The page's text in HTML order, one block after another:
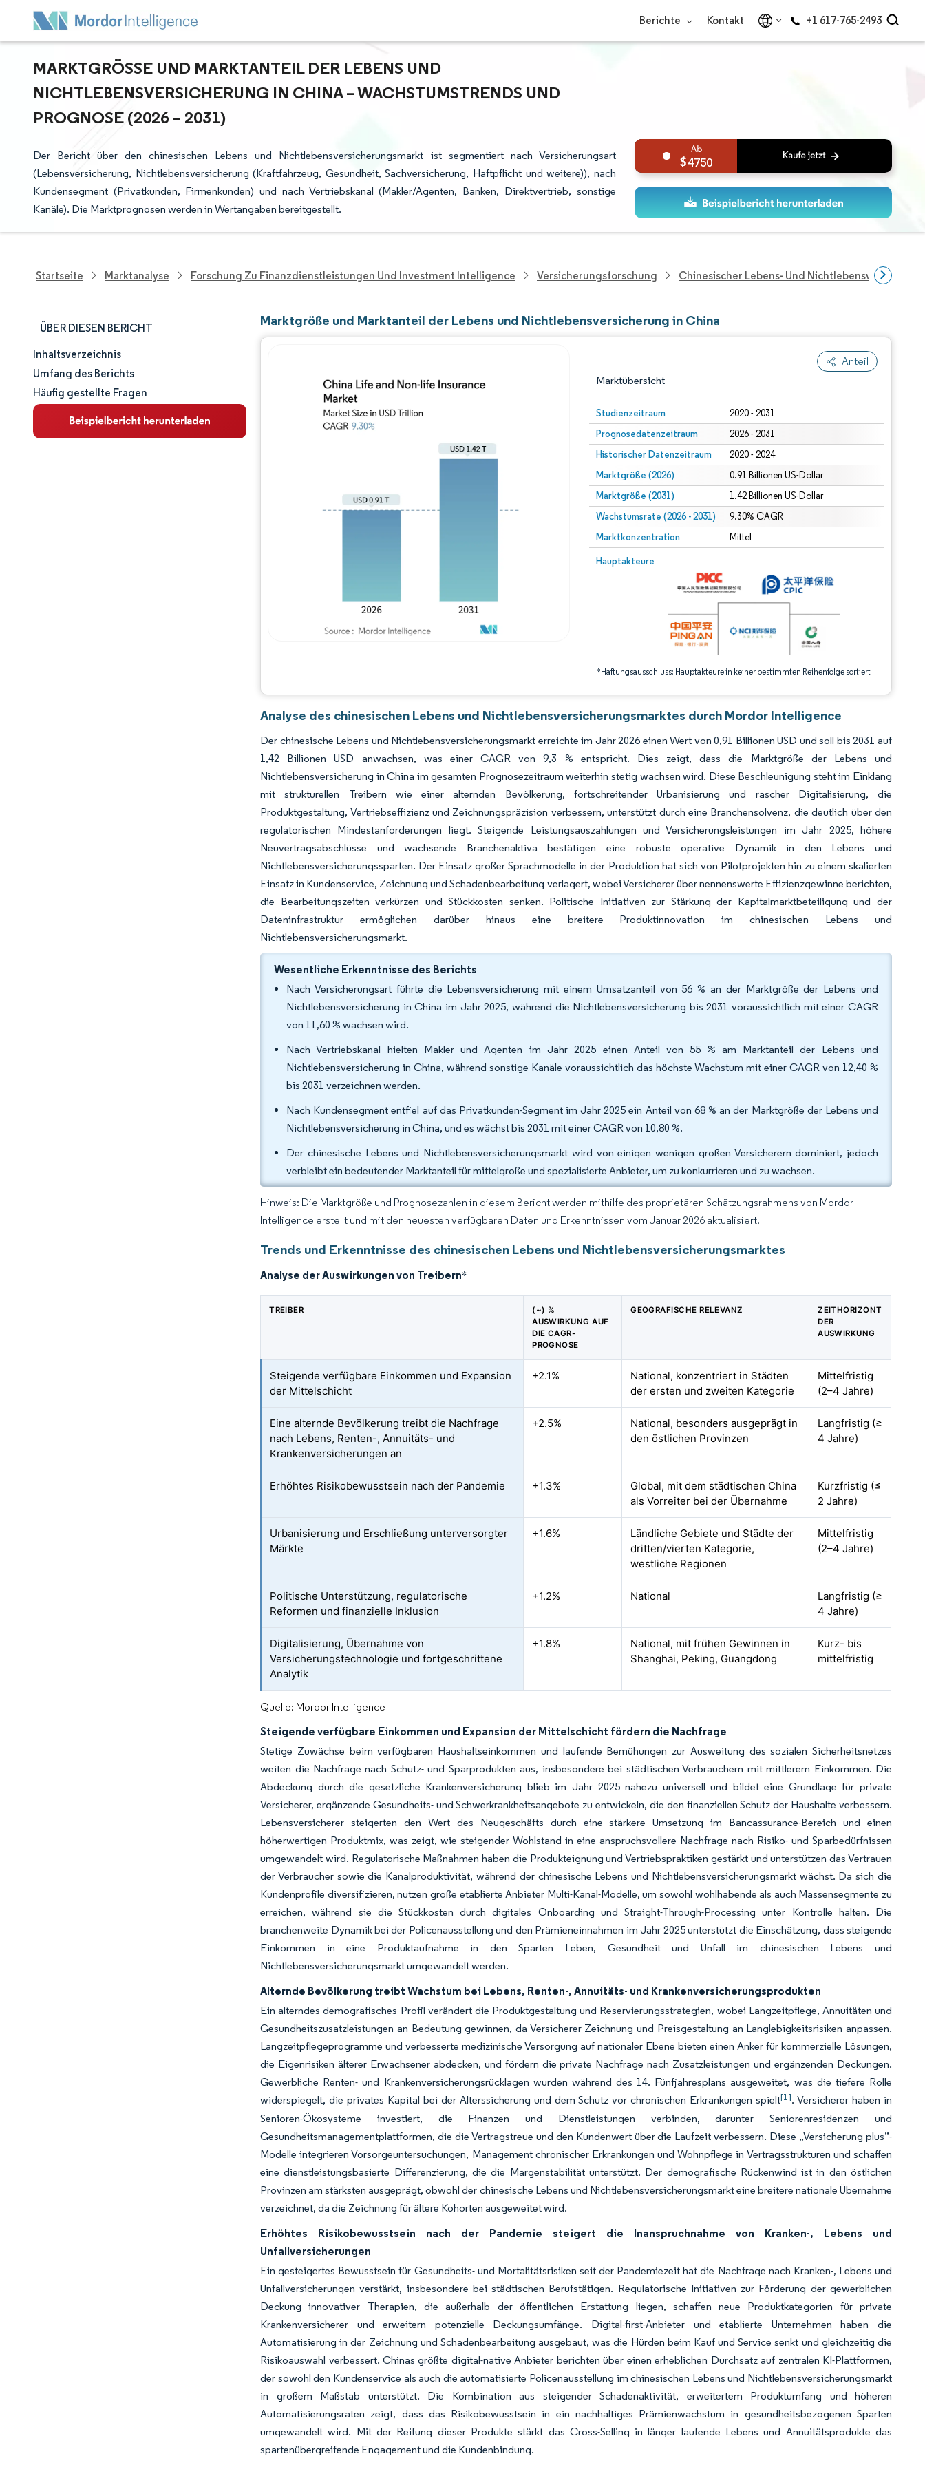
Berichte Kontakt +1 617-765-2493
MARKTGRÖSSE UND MARKTANTEIL DER LEBENS UND N
ICHTLEBENSVERSICHERUNG IN CHINA – WACHSTUMSTRENDS UND P
ROGNOSE (2026 – 2031)
Der Bericht über den chinesischen Lebens und Nichtlebensversicherungsmarkt ist segmentiert nach Versicherungsart
(Lebensversicherung, Nichtlebensversicherung (Kraftfahrzeug, Gesundheit, Sachversicherung, Haftpflicht und weitere)), nach
Kundensegment (Privatkunden, Firmenkunden) und nach Vertriebskanal (Makler/Agenten, Banken, Direktvertrieb, sonstige
Kanäle). Die Marktprognosen werden in Wertangaben bereitgestellt.
4750
Startseite Marktanalyse Forschung Zu Finanzdienstleistungen Und Investment Intelligence Versicherungsforschung Chinesischer Lebens- Und
ÜBER DIESEN BERICHT
Marktgröße und -anteil
Marktanalyse
Trends und Einblicke
Inhaltsverzeichnis
Umfang des Berichts
Häufig gestellte Fragen
Marktgröße und Marktanteil der Lebens und Nichtlebensversicherung in China
Anteil
Marktübersicht
Studienzeitraum 2020 - 2031
Prognosedatenzeitraum 2026 - 2031
Historischer Datenzeitraum 2020 - 2024
Marktgröße (2026) 0.91 Billionen US-Dollar
Marktgröße (2031) 1.42 Billionen US-Dollar
Wachstumsrate (2026 - 2031) 9.30% CAGR
Marktkonzentration Mittel
Hauptakteure
*Haftungsausschluss: Hauptakteure in keiner bestimmten Reihenfolge sortiert
Bild © Mordor Intelligence. Wiederverwendung erfordert Namensnennung gemäß CC BY 4.0.
Bild © Mordor Intelligence. Wiederverwendung erfordert Namensnennung gemäß CC BY 4.0.
Analyse des chinesischen Lebens und Nichtlebensversicherungsmarktes durch Mordor Intelligence
Der chinesische Lebens und Nichtlebensversicherungsmarkt erreichte im Jahr 2026 einen Wert von 0,91 Billionen USD und soll bis 2031 auf
1,42 Billionen USD anwachsen, was einer CAGR von 9,3 % entspricht. Dies zeigt, dass die Marktgröße der Lebens und
Nichtlebensversicherung in China im gesamten Prognosezeitraum weiterhin stetig wachsen wird. Diese Beschleunigung steht im Einklang
mit strukturellen Treibern wie einer alternden Bevölkerung, fortschreitender Urbanisierung und rascher Digitalisierung, die
Produktgestaltung, Vertriebseffizienz und Zeichnungspräzision verbessern, unterstützt durch eine Branchensolvenz, die deutlich über den
regulatorischen Mindestanforderungen liegt. Steigende Leistungsauszahlungen und Versicherungsleistungen im Jahr 2025, höhere
Neuvertragsabschlüsse und wachsende Branchenaktiva bestätigen eine robuste operative Dynamik in den Lebens und
Nichtlebensversicherungssparten. Der Einsatz großer Sprachmodelle in der Produktion hat sich von Pilotprojekten hin zu einem skalierten
Einsatz in Kundenservice, Zeichnung und Schadenbearbeitung verlagert, wobei Versicherer über nennenswerte Effizienzgewinne berichten,
die Bearbeitungszeiten verkürzen und Stückkosten senken. Politische Initiativen zur Stärkung der Kapitalmarktbeteiligung und der
Dateninfrastruktur ermöglichen darüber hinaus eine breitere Produktinnovation im chinesischen Lebens und
Nichtlebensversicherungsmarkt.
Wesentliche Erkenntnisse des Berichts
Nach Versicherungsart führte die Lebensversicherung mit einem Umsatzanteil von 56 % an der Marktgröße der Lebens und
Nichtlebensversicherung in China im Jahr 2025, während die Nichtlebensversicherung bis 2031 voraussichtlich mit einer CAGR
von 11,60 % wachsen wird.
Nach Vertriebskanal hielten Makler und Agenten im Jahr 2025 einen Anteil von 55 % am Marktanteil der Lebens und
Nichtlebensversicherung in China, während sonstige Kanäle voraussichtlich das höchste Wachstum mit einer CAGR von 12,40 %
bis 2031 verzeichnen werden.
Nach Kundensegment entfiel auf das Privatkunden-Segment im Jahr 2025 ein Anteil von 68 % an der Marktgröße der Lebens und
Nichtlebensversicherung in China, und es wächst bis 2031 mit einer CAGR von 10,80 %.
Der chinesische Lebens und Nichtlebensversicherungsmarkt wird von einigen wenigen großen Versicherern dominiert, jedoch
verbleibt ein bedeutender Marktanteil für mittelgroße und spezialisierte Anbieter, um zu konkurrieren und zu wachsen.
Hinweis: Die Marktgröße und Prognosezahlen in diesem Bericht werden mithilfe des proprietären Schätzungsrahmens von Mordor
Intelligence erstellt und mit den neuesten verfügbaren Daten und Erkenntnissen vom Januar 2026 aktualisiert.
Trends und Erkenntnisse des chinesischen Lebens und Nichtlebensversicherungsmarktes
Analyse der Auswirkungen von Treibern*
TREIBER
(~) %
AUSWIRKUNG AUF
DIE CAGR-
PROGNOSE
GEOGRAFISCHE RELEVANZ
ZEITHORIZONT
DER
AUSWIRKUNG
Steigende verfügbare Einkommen und Expansion
der Mittelschicht
+2.1%
National, konzentriert in Städten
der ersten und zweiten Kategorie
Mittelfristig
(2–4 Jahre)
Eine alternde Bevölkerung treibt die Nachfrage
nach Lebens, Renten-, Annuitäts- und
Krankenversicherungen an
+2.5%
National, besonders ausgeprägt in
den östlichen Provinzen
Langfristig (≥
4 Jahre)
Erhöhtes Risikobewusstsein nach der Pandemie +1.3%
Global, mit dem städtischen China
als Vorreiter bei der Übernahme
Kurzfristig (≤
2 Jahre)
Urbanisierung und Erschließung unterversorgter
Märkte
+1.6%
Ländliche Gebiete und Städte der
dritten/vierten Kategorie,
westliche Regionen
Mittelfristig
(2–4 Jahre)
Politische Unterstützung, regulatorische
Reformen und finanzielle Inklusion
+1.2% National
Langfristig (≥
4 Jahre)
Digitalisierung, Übernahme von
Versicherungstechnologie und fortgeschrittene
Analytik
+1.8%
National, mit frühen Gewinnen in
Shanghai, Peking, Guangdong
Kurz- bis
mittelfristig
Quelle: Mordor Intelligence
Steigende verfügbare Einkommen und Expansion der Mittelschicht fördern die Nachfrage
Stetige Zuwächse beim verfügbaren Haushaltseinkommen und laufende Bemühungen zur Ausweitung des sozialen Sicherheitsnetzes
weiten die Nachfrage nach Schutz- und Sparprodukten aus, insbesondere bei städtischen Verbrauchern mit mittlerem Einkommen. Die
Abdeckung durch die gesetzliche Krankenversicherung blieb im Jahr 2025 nahezu universell und bildet eine Grundlage für private
Versicherer, ergänzende Gesundheits- und Schwerkrankheitsangebote zu entwickeln, die den finanziellen Schutz der Haushalte verbessern.
Lebensversicherer steigerten den Wert des Neugeschäfts durch eine stärkere Umsetzung im Bancassurance-Bereich und einen
höherwertigen Produktmix, was zeigt, wie steigender Wohlstand in eine anspruchsvollere Nachfrage nach Risiko- und Sparbedürfnissen
umgewandelt wird. Regulatorische Maßnahmen haben die Produkteignung und Vertriebspraktiken gestärkt und unterstützen das Vertrauen
der Verbraucher sowie die Kanalproduktivität, während der chinesische Lebens und Nichtlebensversicherungsmarkt wächst. Da sich die
Kundenprofile diversifizieren, nutzen große etablierte Anbieter Multi-Kanal-Modelle, um sowohl wohlhabende als auch Massensegmente zu
erreichen, während sie die Stückkosten durch digitales Onboarding und Straight-Through-Processing unter Kontrolle halten. Die
branchenweite Dynamik bei der Policenausstellung und den Prämieneinnahmen im Jahr 2025 unterstützt die Einschätzung, dass steigende
Einkommen in eine Produktaufnahme in den Sparten Leben, Gesundheit und Unfall im chinesischen Lebens und
Nichtlebensversicherungsmarkt umgewandelt werden.
Alternde Bevölkerung treibt Wachstum bei Lebens, Renten-, Annuitäts- und Krankenversicherungsprodukten
Ein alterndes demografisches Profil verändert die Produktgestaltung und Reservierungsstrategien, wobei Langzeitpflege, Annuitäten und
Gesundheitszusatzleistungen an Bedeutung gewinnen, da Versicherer Zeichnung und Preisgestaltung an Langlebigkeitsrisiken anpassen.
Langzeitpflegeprogramme und verbesserte medizinische Versorgung auf nationaler Ebene bieten einen Anker für kommerzielle Lösungen,
die Eigenrisiken älterer Erwachsener abdecken, und fördern die private Nachfrage nach Zusatzleistungen und ergänzenden Deckungen.
Gewerbliche Renten- und Krankenversicherungsrücklagen wurden während des 14. Fünfjahresplans ausgeweitet, was die tiefere Rolle
widerspiegelt, die privates Kapital bei der Alterssicherung und dem Schutz vor chronischen Erkrankungen spielt[1]. Versicherer haben in
Senioren-Ökosysteme investiert, die Finanzen und Dienstleistungen verbinden, darunter Seniorenresidenzen und
Gesundheitsmanagementplattformen, die die Vertragstreue und den Kundenwert über die Laufzeit verbessern. Diese „Versicherung plus”-
Modelle integrieren Vorsorgeuntersuchungen, Management chronischer Erkrankungen und Wohnpflege in Vertragsstrukturen und schaffen
eine dienstleistungsbasierte Differenzierung, die die Margenstabilität unterstützt. Der demografische Rückenwind ist in den östlichen
Provinzen am stärksten ausgeprägt, obwohl der chinesische Lebens und Nichtlebensversicherungsmarkt eine breitere nationale Übernahme
verzeichnet, da die Zeichnung für ältere Kohorten ausgeweitet wird.
Erhöhtes Risikobewusstsein nach der Pandemie steigert die Inanspruchnahme von Kranken-, Lebens und
Unfallversicherungen
Ein gesteigertes Bewusstsein für Gesundheits- und Mortalitätsrisiken seit der Pandemiezeit hat die Nachfrage nach Kranken-, Lebens und
Unfallversicherungen verstärkt, insbesondere bei städtischen Berufstätigen. Regulatorische Initiativen zur Förderung der gewerblichen
Deckung innovativer Therapien, die außerhalb der öffentlichen Erstattung liegen, schaffen neue Produktkategorien für private
Krankenversicherer und erweitern potenzielle Deckungsumfänge. Digital-first-Anbieter und etablierte Unternehmen haben die
Automatisierung in der Zeichnung und Schadenbearbeitung ausgebaut, was die Hürden beim Kauf und Service senkt und gleichzeitig die
Risikoauswahl verbessert. Chinas größte digital-native Anbieter berichten über einen erheblichen Durchsatz auf zentralen KI-Plattformen,
der sowohl den Kundenservice als auch die automatisierte Policenausstellung im chinesischen Lebens und Nichtlebensversicherungsmarkt
in großem Maßstab unterstützt. Die Kombination aus steigender Schadenaktivität, erweitertem Produktumfang und höheren
Automatisierungsraten zeigt, dass das Risikobewusstsein in ein nachhaltiges Prämienwachstum in gesundheitsbezogenen Sparten
umgewandelt wird. Mit der Reifung dieser Produkte stärkt das Cross-Selling in länger laufende Lebens und Annuitätsprodukte das
spartenübergreifende Engagement und die Kundenbindung.